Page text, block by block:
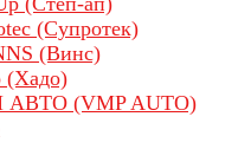
(Супротек)
(Винс)
(Хадо)
АВТО (VMP AUTO)